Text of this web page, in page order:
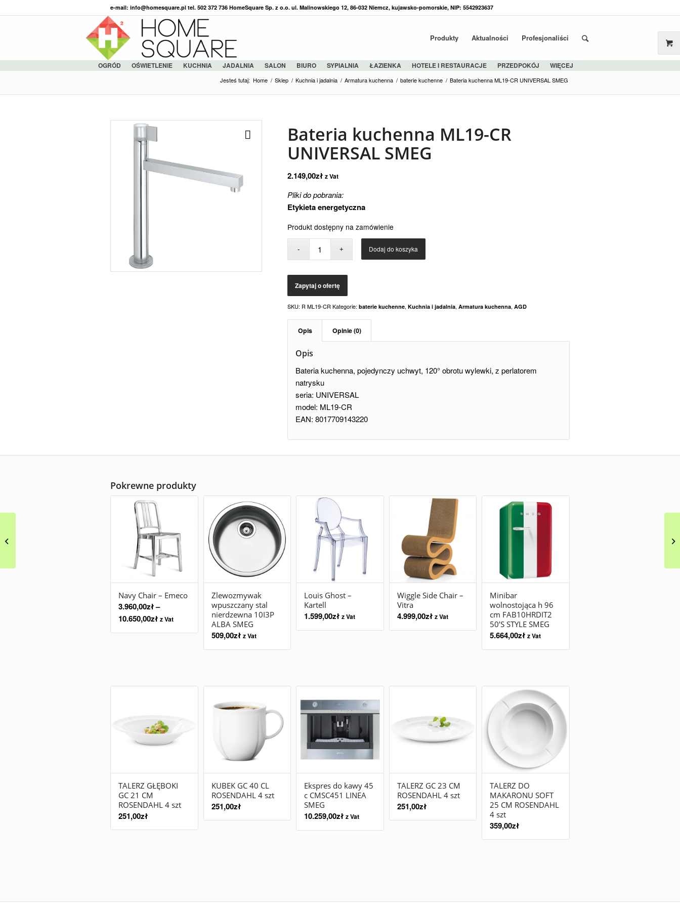
e-mail: info@homesquare.pl tel. 502 372 736 HomeSquare Sp. z o.o. ul. Malinowskiego 12, 86-032 Niemcz, kujawsko-pomorskie, NIP: 5542923637
Produkty Aktualności Profesjonaliści
OGRÓD OŚWIETLENIE KUCHNIA JADALNIA SALON BIURO SYPIALNIA ŁAZIENKA HOTELE I RESTAURACJE PRZEDPOKÓJ WIĘCEJ
Jesteś tutaj: Home / Sklep / Kuchnia i jadalnia / Armatura kuchenna / baterie kuchenne / Bateria kuchenna ML19-CR UNIVERSAL SMEG
Bateria kuchenna ML19-CR
UNIVERSAL SMEG
2.149,00zł z Vat
Pliki do pobrania:
Etykieta energetyczna
Produkt dostępny na zamówienie
Dodaj do koszyka
SKU: R ML19-CR Kategorie: baterie kuchenne, Kuchnia i jadalnia, Armatura kuchenna, AGD
Opis Opinie (0)
Opis
Bateria kuchenna, pojedynczy uchwyt, 120° obrotu wylewki, z perlatorem
natrysku
seria: UNIVERSAL
model: ML19-CR
EAN: 8017709143220
Pokrewne produkty
Navy Chair – Emeco
3.960,00zł–
10.650,00zł z Vat
Zlewozmywak
wpuszczany stal
nierdzewna 10I3P
ALBA SMEG
509,00zł z Vat
Louis Ghost –
Kartell
1.599,00zł z Vat
Wiggle Side Chair –
Vitra
4.999,00zł z Vat
Minibar
wolnostojąca h 96
cm FAB10HRDIT2
50’S STYLE SMEG
5.664,00zł z Vat
TALERZ GŁĘBOKI
GC 21 CM
ROSENDAHL 4 szt
251,00zł
KUBEK GC 40 CL
ROSENDAHL 4 szt
251,00zł
Ekspres do kawy 45
c CMSC451 LINEA
SMEG
10.259,00zł z Vat
TALERZ GC 23 CM
ROSENDAHL 4 szt
251,00zł
TALERZ DO
MAKARONU SOFT
25 CM ROSENDAHL
4 szt
359,00zł